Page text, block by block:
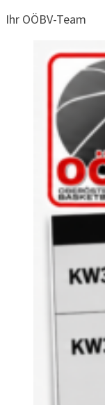
Ihr OÖBV-Team